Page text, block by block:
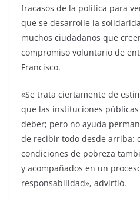
fracasos de la política para
que se desarrolle la
muchos ciudadanos que
compromiso voluntario de
Francisco.
«Se trata ciertamente de
que las instituciones
deber; pero no ayuda
de recibir todo desde arriba:
condiciones de pobreza
y acompañados en un
responsabilidad», advirtió.